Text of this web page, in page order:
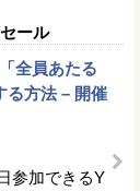
ール
全員あたる
る方法 – 開催
参加できるY